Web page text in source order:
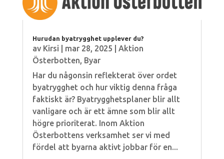
Hurudan byatrygghet upplever du?
av Kirsi mar 28, 2025
Aktion
Österbotten, Byar
Har du någonsin reflekterat över ordet
byatrygghet och hur viktig denna fråga
faktiskt är? Byatrygghetsplaner blir allt
vanligare och är ett ämne som blir allt
högre prioriterat. Inom Aktion
Österbottens verksamhet ser vi med
fördel att byarna aktivt jobbar för en...